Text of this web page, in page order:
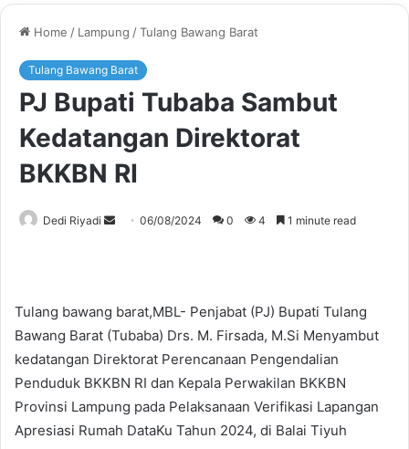
Home / Lampung /Tulang Bawang Barat
Tulang Bawang Barat
PJ Bupati Tubaba Sambut
Kedatangan Direktorat
BKKBN RI
Dedi Riyadi
Send06/08/2024 0 4 1 minute read
Tulang bawang barat,MBL- Penjabat (PJ) Bupati Tulang
Bawang Barat (Tubaba) Drs. M. Firsada, M.Si Menyambut
kedatangan Direktorat Perencanaan Pengendalian
Penduduk BKKBN RI dan Kepala Perwakilan BKKBN
Provinsi Lampung pada Pelaksanaan Verifikasi Lapangan
Apresiasi Rumah DataKu Tahun 2024, di Balai Tiyuh